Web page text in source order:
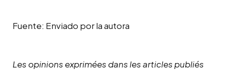
Fuente: Enviado por la autora
Les opinions exprimées dans les articles publiés